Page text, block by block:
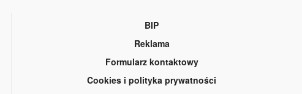
BIP
Reklama
Formularz kontaktowy
Cookies i polityka prywatności